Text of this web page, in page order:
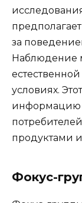
за
Наблюдение
условиях.
информацию
продуктами
Фокус-